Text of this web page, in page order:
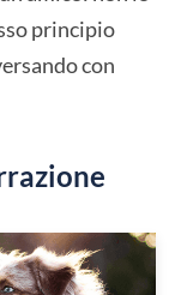
principio
con